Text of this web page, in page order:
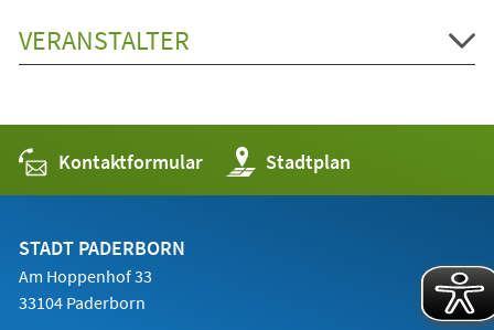
VERANSTALTER
Kontaktformular Stadtplan
(Öffnet
in
einem
STADT PADERBORN
Am Hoppenhof 33
33104 Paderborn